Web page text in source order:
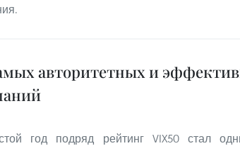
авторитетных и
год подряд рейтинг VIX50 стал